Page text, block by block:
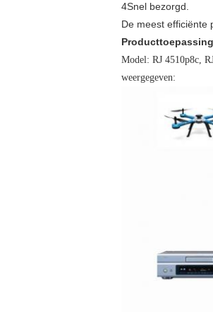
4Snel bezorgd.
De meest efficiënte
Model: RJ 4510p8c,
weergegeven: